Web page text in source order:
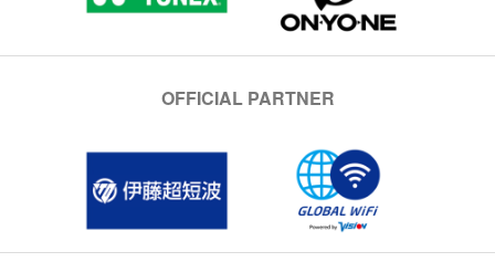
OFFICIAL PARTNER